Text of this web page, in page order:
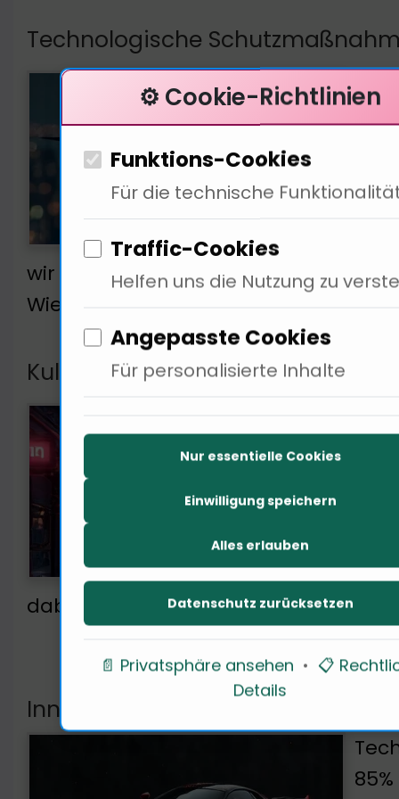
Technologische
für
wir sicherstellen, dass Kinder nicht
Wie hat sich die Medienlandschaft
Kulturelle Entwicklungen im
In
dabei? Ich frage den Tech-
Innovationen in der digitalen
⚙️ Cookie-Richtlinien
Funktions-Cookies
Für die technische
Traffic-Cookies
Helfen uns die Nutzung zu
Angepasste Cookies
Für personalisierte Inhalte
Nur essentielle Cookies
Einwilligung speichern
Alles erlauben
Datenschutz zurücksetzen
📄 Privatsphäre ansehen • 📋
Details